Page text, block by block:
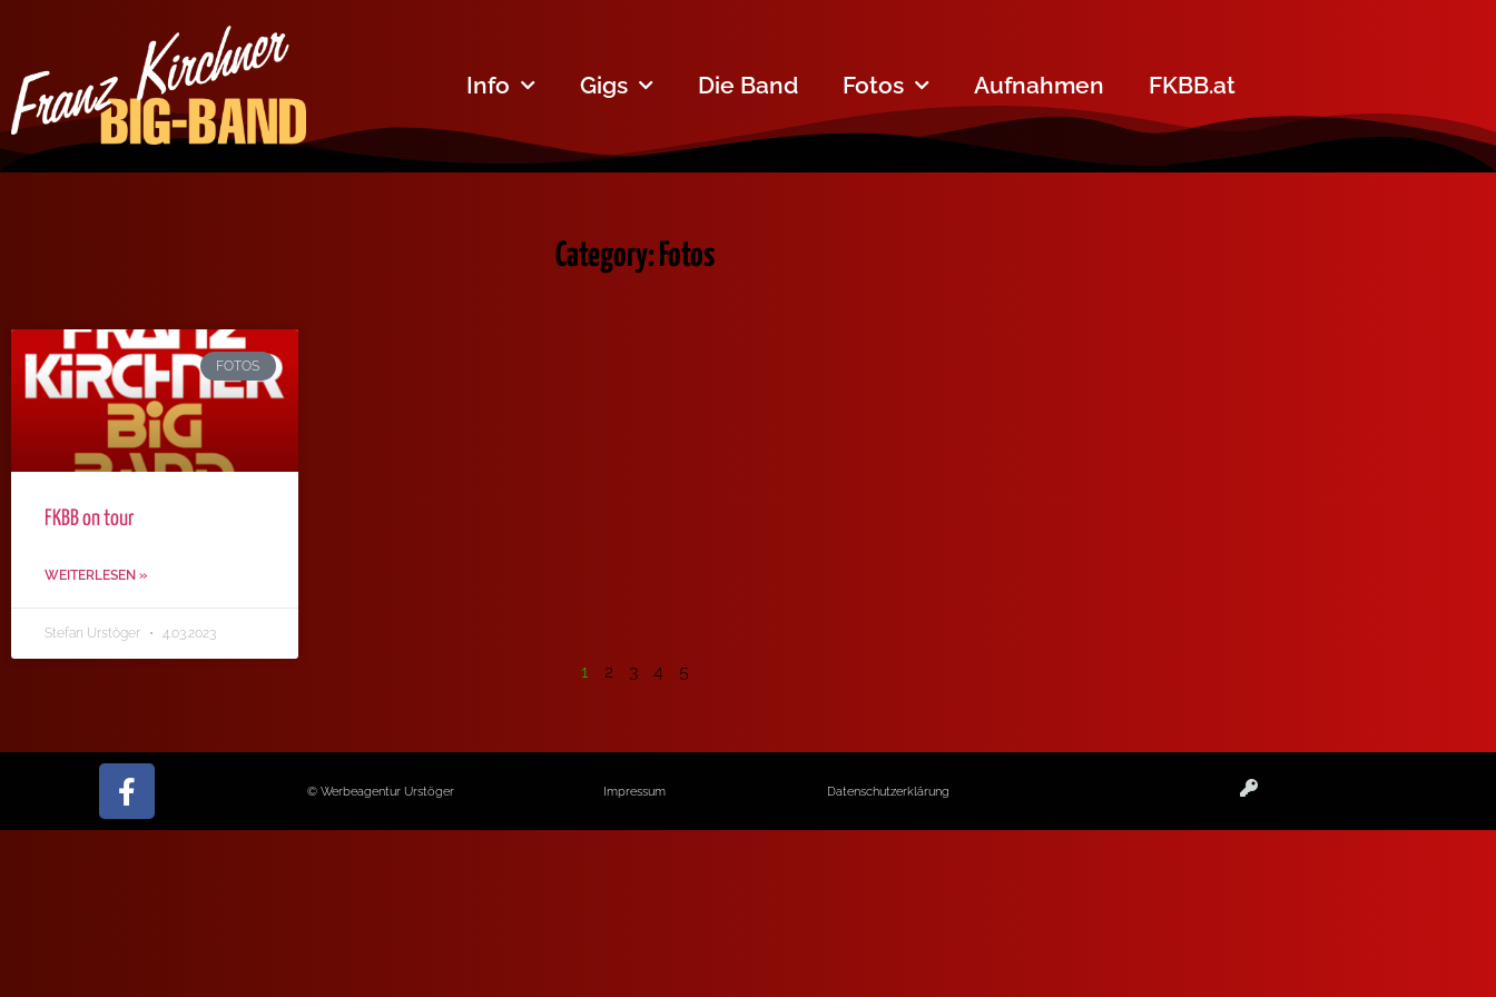
Info Gigs Die Band Fotos Aufnahmen FKBB.at
Category: Fotos
FOTOS
FKBB on tour
WEITERLESEN »
Stefan Urstöger 4.03.2023
1 2 3 4 5
© Werbeagentur Urstöger Impressum Datenschutzerklärung